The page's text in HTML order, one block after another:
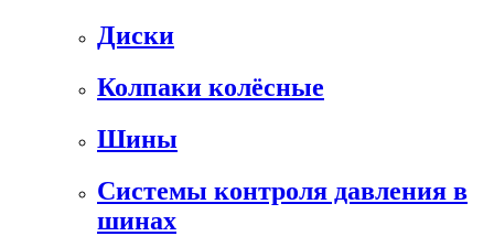
Диски
Колпаки колёсные
Шины
Системы контроля давления в
шинах